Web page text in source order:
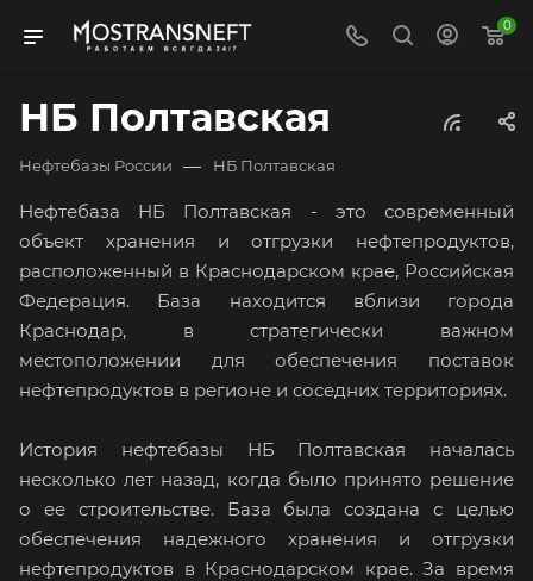
0
НБ Полтавская
Нефтебазы России — НБ Полтавская
Нефтебаза НБ Полтавская - это современный
объект хранения и отгрузки нефтепродуктов,
расположенный в Краснодарском крае, Российская
Федерация. База находится вблизи города
Краснодар, в стратегически важном
местоположении для обеспечения поставок
нефтепродуктов в регионе и соседних территориях.
История нефтебазы НБ Полтавская началась
несколько лет назад, когда было принято решение
о ее строительстве. База была создана с целью
обеспечения надежного хранения и отгрузки
нефтепродуктов в Краснодарском крае. За время